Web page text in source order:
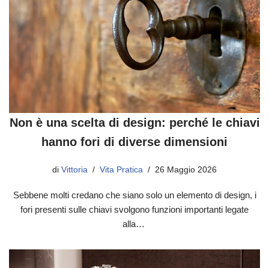
Non è una scelta di design: perché le chiavi
hanno fori di diverse dimensioni
di Vittoria Vita Pratica 26 Maggio 2026
Sebbene molti credano che siano solo un elemento di design, i
fori presenti sulle chiavi svolgono funzioni importanti legate
alla…